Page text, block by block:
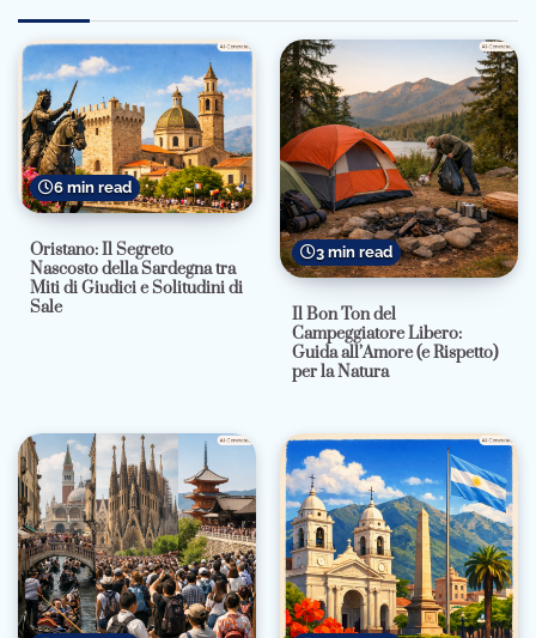
6 min read
Oristano: Il Segreto
Nascosto della Sardegna tra
Miti di Giudici e Solitudini di
Sale
3 min read
Il Bon Ton del
Campeggiatore Libero:
Guida all’Amore (e Rispetto)
per la Natura